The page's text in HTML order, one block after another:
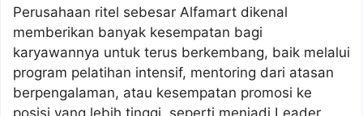
Perusahaan ritel sebesar Alfamart dikenal
memberikan banyak kesempatan bagi
karyawannya untuk terus berkembang, baik melalui
program pelatihan intensif, mentoring dari atasan
berpengalaman, atau kesempatan promosi ke
posisi yang lebih tinggi, seperti menjadi Leader,